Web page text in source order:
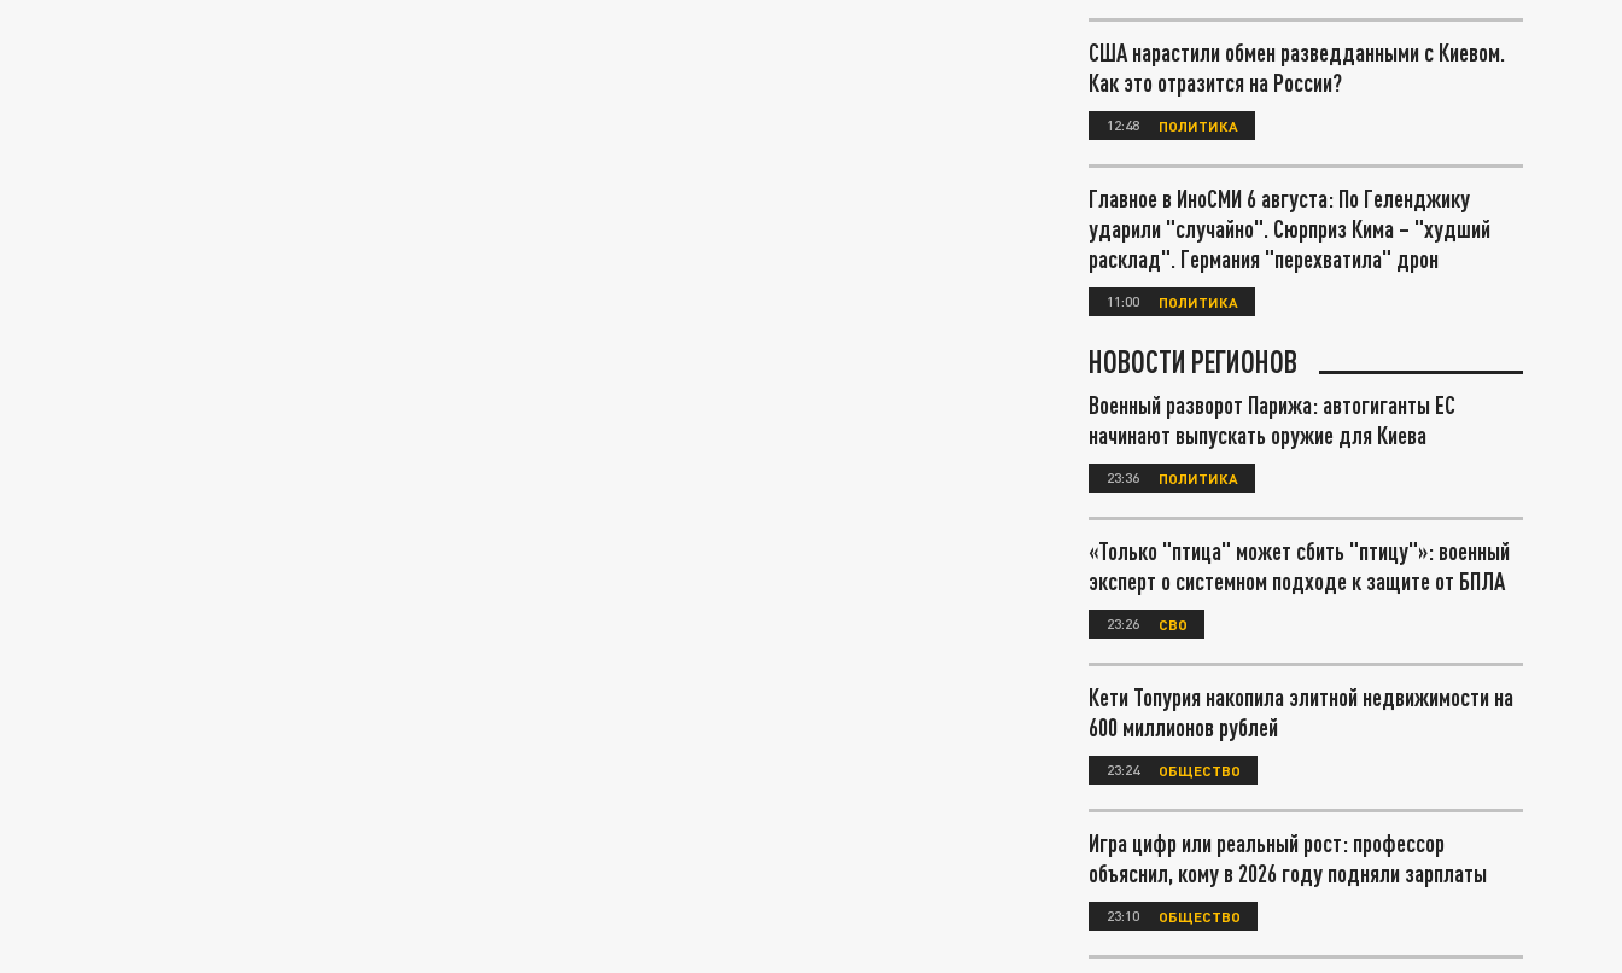
США нарастили обмен разведданными с Киевом.
Как это отразится на России?
12:48 ПОЛИТИКА
Главное в ИноСМИ 6 августа: По Геленджику
ударили "случайно". Сюрприз Кима – "худший
расклад". Германия "перехватила" дрон
11:00 ПОЛИТИКА
НОВОСТИ РЕГИОНОВ
Военный разворот Парижа: автогиганты ЕС
начинают выпускать оружие для Киева
23:36 ПОЛИТИКА
«Только "птица" может сбить "птицу"»: военный
эксперт о системном подходе к защите от БПЛА
23:26 СВО
Кети Топурия накопила элитной недвижимости на
600 миллионов рублей
23:24 ОБЩЕСТВО
Игра цифр или реальный рост: профессор
объяснил, кому в 2026 году подняли зарплаты
23:10 ОБЩЕСТВО